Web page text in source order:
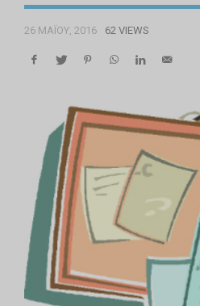
26 ΜΑΪ́ΟΥ, 2016 62 VIEWS